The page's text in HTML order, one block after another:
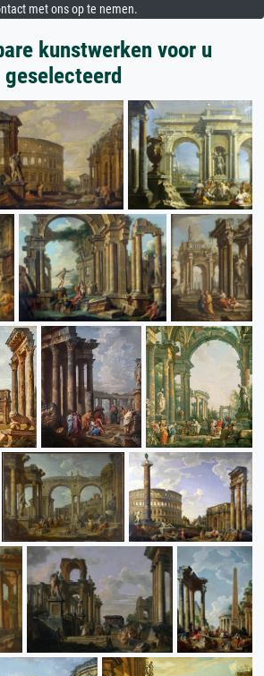
met ons op te nemen.
kunstwerken voor u
geselecteerd